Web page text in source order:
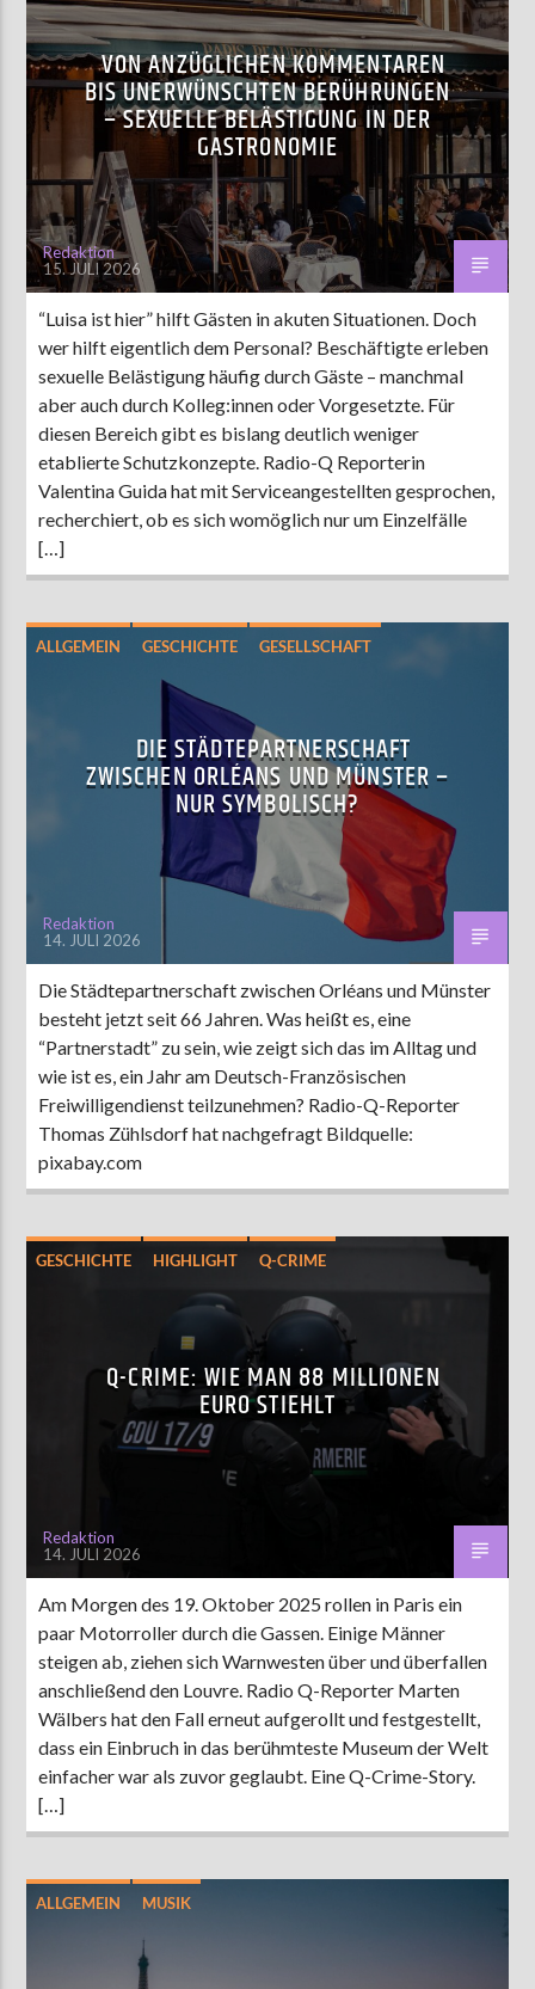
GESELLSCHAFT HIGHLIGHT
VON ANZÜGLICHEN KOMMENTAREN
BIS UNERWÜNSCHTEN BERÜHRUNGEN
– SEXUELLE BELÄSTIGUNG IN DER
GASTRONOMIE
Redaktion
15. JULI 2026
“Luisa ist hier” hilft Gästen in akuten Situationen. Doch
wer hilft eigentlich dem Personal? Beschäftigte erleben
sexuelle Belästigung häufig durch Gäste – manchmal
aber auch durch Kolleg:innen oder Vorgesetzte. Für
diesen Bereich gibt es bislang deutlich weniger
etablierte Schutzkonzepte. Radio-Q Reporterin
Valentina Guida hat mit Serviceangestellten gesprochen,
recherchiert, ob es sich womöglich nur um Einzelfälle
[…]
ALLGEMEIN GESCHICHTE GESELLSCHAFT
MÜNSTER
DIE STÄDTEPARTNERSCHAFT
ZWISCHEN ORLÉANS UND MÜNSTER –
NUR SYMBOLISCH?
Redaktion
14. JULI 2026
Die Städtepartnerschaft zwischen Orléans und Münster
besteht jetzt seit 66 Jahren. Was heißt es, eine
“Partnerstadt” zu sein, wie zeigt sich das im Alltag und
wie ist es, ein Jahr am Deutsch-Französischen
Freiwilligendienst teilzunehmen? Radio-Q-Reporter
Thomas Zühlsdorf hat nachgefragt Bildquelle:
pixabay.com
GESCHICHTE HIGHLIGHT Q-CRIME
Q-CRIME: WIE MAN 88 MILLIONEN
EURO STIEHLT
Redaktion
14. JULI 2026
Am Morgen des 19. Oktober 2025 rollen in Paris ein
paar Motorroller durch die Gassen. Einige Männer
steigen ab, ziehen sich Warnwesten über und überfallen
anschließend den Louvre. Radio Q-Reporter Marten
Wälbers hat den Fall erneut aufgerollt und festgestellt,
dass ein Einbruch in das berühmteste Museum der Welt
einfacher war als zuvor geglaubt. Eine Q-Crime-Story.
[…]
ALLGEMEIN MUSIK